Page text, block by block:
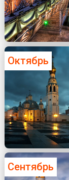
Октябрь
Сентябрь